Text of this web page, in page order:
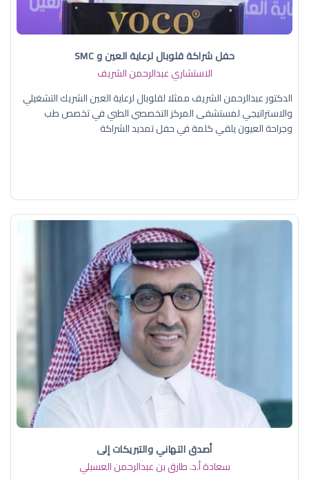
حفل شراكة قلوبال لرعاية العين و SMC
الاستشاري عبدالرحمن الشريف
الدكتور عبدالرحمن الشريف ممثلا لقلوبال لرعاية العين الشريك التشغيلي
والاستراتيجي لمستشفى المركز التخصصي الطبي في تخصص طب
وجراحة العيون يلقي كلمة في حفل تمديد الشراكة
أصدق التهاني والتبريكات إلى
سعادة أ.د. ​طارق بن عبدالرحمن العسبلي